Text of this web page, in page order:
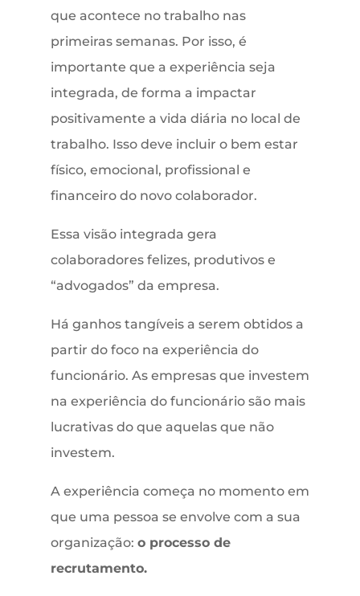
que acontece no trabalho nas
primeiras semanas. Por isso, é
importante que a experiência seja
integrada, de forma a impactar
positivamente a vida diária no local de
trabalho. Isso deve incluir o bem estar
físico, emocional, profissional e
financeiro do novo colaborador.
Essa visão integrada gera
colaboradores felizes, produtivos e
“advogados” da empresa.
Há ganhos tangíveis a serem obtidos a
partir do foco na experiência do
funcionário. As empresas que investem
na experiência do funcionário são mais
lucrativas do que aquelas que não
investem.
A experiência começa no momento em
que uma pessoa se envolve com a sua
organização: o processo de
recrutamento.